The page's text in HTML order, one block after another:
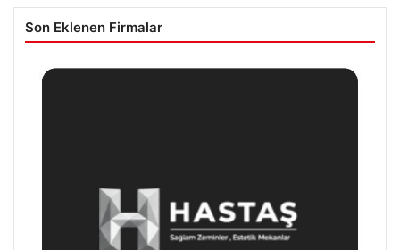
Son Eklenen Firmalar